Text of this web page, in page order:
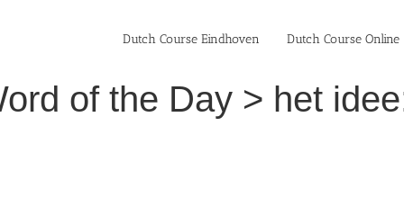
Dutch Course Eindhoven Dutch Course Online
of the Day > het